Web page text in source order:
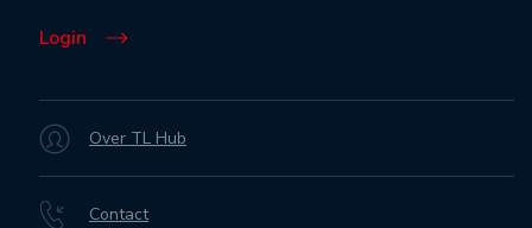
Login
Over TL Hub
Contact